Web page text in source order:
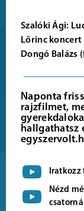
Szalóki Ági:
Lőrinc
Dongó Balázs
Naponta
rajzfilmet,
hallgathatsz
Iratkozz
Nézd